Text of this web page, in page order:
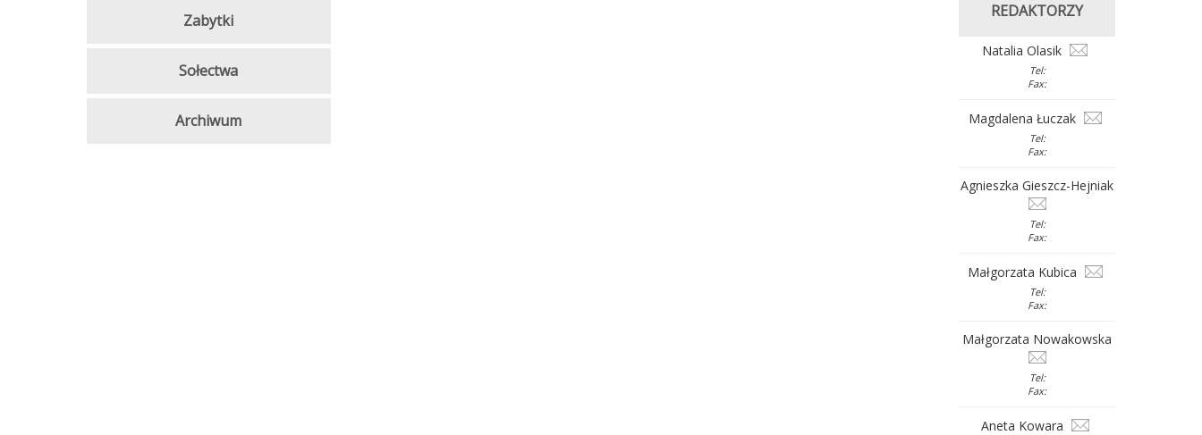
Zabytki
Sołectwa
Archiwum
REDAKTORZY
Natalia Olasik
Tel:
Fax:
Magdalena Łuczak
Tel:
Fax:
Agnieszka Gieszcz-Hejniak
Tel:
Fax:
Małgorzata Kubica
Tel:
Fax:
Małgorzata Nowakowska
Tel:
Fax:
Aneta Kowara